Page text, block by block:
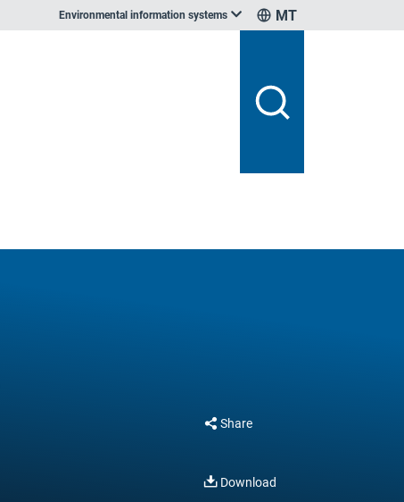
Environmental information systems MT
Share
Download